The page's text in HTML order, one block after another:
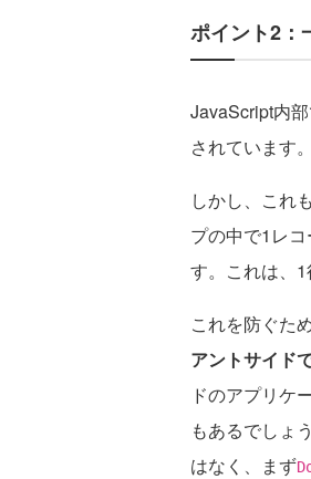
ポイント2：
JavaScript内
されています。
しかし、これ
プの中で1レ
す。これは、1
これを防ぐため
アントサイド
ドのアプリケ
もあるでしょ
はなく、まず